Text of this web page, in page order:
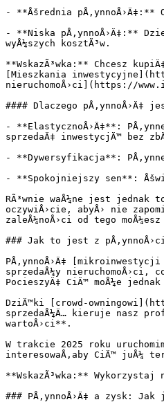
- **Åšrednia
- **Niska pÅ‚ynnoÅ›Ä‡:**
wyÅ¼szych kosztÃ³w.
**WskazÃ³wka:** Chcesz
[Mieszkania
nieruchomoÅ›ci](https://
#### Dlaczego pÅ‚ynnoÅ›Ä‡
- **ElastycznoÅ›Ä‡**:
sprzedaÄ‡ inwestycjÄ™ bez
- **Dywersyfikacja**:
- **Spokojniejszy sen**:
RÃ³wnie waÅ¼ne jest
oczywiÅ›cie, abyÅ› nie
zaleÅ¼noÅ›ci od tego
### Jak to jest z
PÅ‚ynnoÅ›Ä‡
sprzedaÅ¼y
PocieszyÄ‡ CiÄ™ moÅ¼e
DziÄ™ki [crowd-
sprzedaÅ¼Ä… kieruje nasz
wartoÅ›ci**.
W trakcie 2025 roku
interesowaÅ‚aby CiÄ™ juÅ¼
**WskazÃ³wka:**
### PÅ‚ynnoÅ›Ä‡ a zysk: Jak